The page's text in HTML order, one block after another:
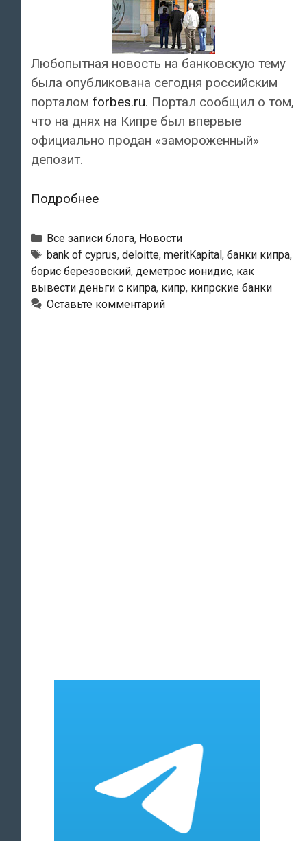
Любопытная новость на банковскую тему
была опубликована сегодня российским
порталом forbes.ru. Портал сообщил о том,
что на днях на Кипре был впервые
официально продан «замороженный»
депозит.
ПодробнееНа
был
впервые
официально
продан
«замороженный»
Рубрики
Все записи блога, Новости
Тэги
bank of cyprus, deloitte, meritKapital, банки кипра,
борис березовский, деметрос ионидис, как
вывести деньги с кипра, кипр, кипрские банки
Оставьте комментарий